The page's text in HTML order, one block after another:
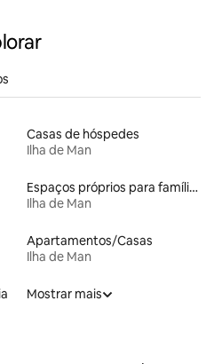
Casas de hóspedes
Ilha de Man
Espaços próprios para famílias
Ilha de Man
Apartamentos/Casas
Ilha de Man
Mostrar mais